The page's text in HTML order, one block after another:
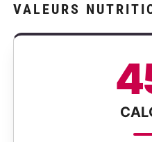
VALEURS